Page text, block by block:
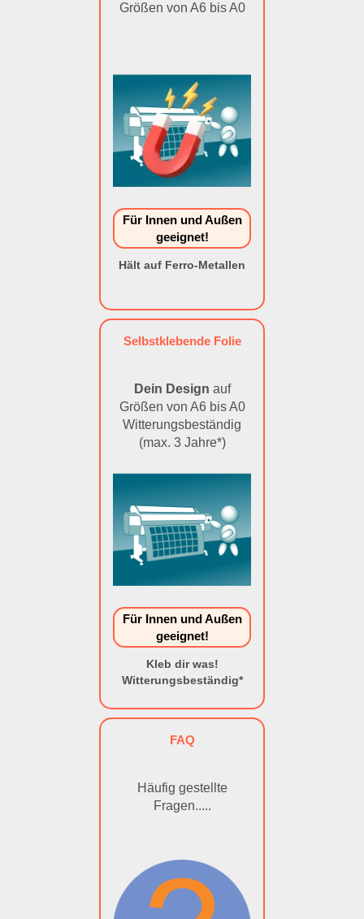
Größen von A6 bis A0
Für Innen und Außen
geeignet!
Hält auf Ferro-Metallen
Selbstklebende Folie
Dein Design auf
Größen von A6 bis A0
Witterungsbeständig
(max. 3 Jahre*)
Für Innen und Außen
geeignet!
Kleb dir was!
Witterungsbeständig*
FAQ
Häufig gestellte
Fragen.....